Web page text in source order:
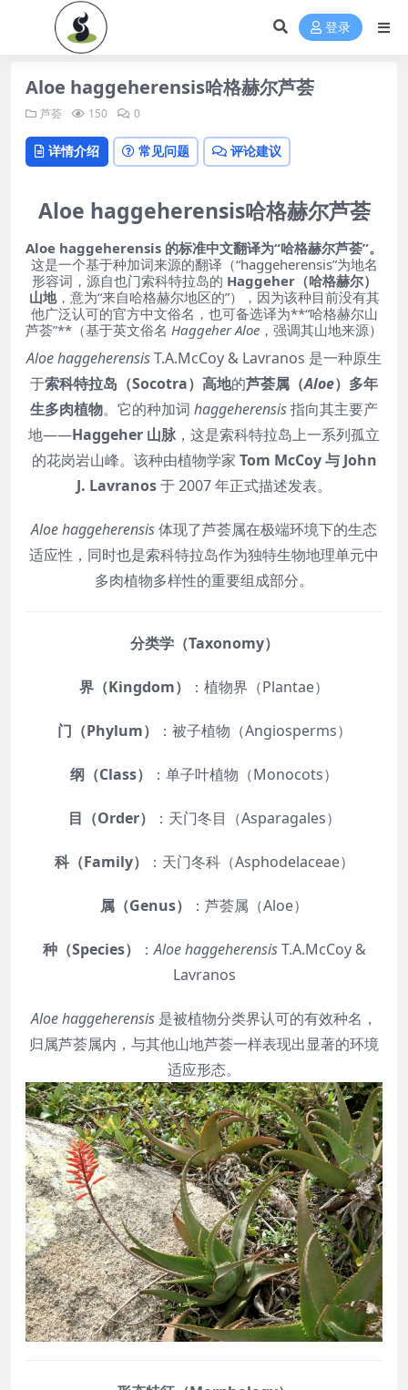
登录
Aloe haggeherensis哈格赫尔芦荟
芦荟 150 0
详情介绍 常见问题 评论建议
Aloe haggeherensis哈格赫尔芦荟
Aloe haggeherensis 的标准中文翻译为“哈格赫尔芦荟”。
这是一个基于种加词来源的翻译（“haggeherensis”为地名
形容词，源自也门索科特拉岛的 Haggeher（哈格赫尔）
山地，意为“来自哈格赫尔地区的”），因为该种目前没有其
他广泛认可的官方中文俗名，也可备选译为**“哈格赫尔山
芦荟”**（基于英文俗名 Haggeher Aloe ，强调其山地来源）
Aloe haggeherensisT.A.McCoy & Lavranos 是一种原生
于索科特拉岛（Socotra）高地的芦荟属（Aloe）多年
生多肉植物。它的种加词 haggeherensis指向其主要产
地——Haggeher 山脉，这是索科特拉岛上一系列孤立
的花岗岩山峰。该种由植物学家 Tom McCoy 与 John
J. Lavranos于 2007 年正式描述发表。
Aloe haggeherensis体现了芦荟属在极端环境下的生态
适应性，同时也是索科特拉岛作为独特生物地理单元中
多肉植物多样性的重要组成部分。
分类学（Taxonomy）
界（Kingdom） ：植物界（Plantae）
门（Phylum） ：被子植物（Angiosperms）
纲（Class） ：单子叶植物（Monocots）
目（Order） ：天门冬目（Asparagales）
科（Family） ：天门冬科（Asphodelaceae）
属（Genus） ：芦荟属（Aloe）
种（Species） ：Aloe haggeherensisT.A.McCoy &
Lavranos
Aloe haggeherensis 是被植物分类界认可的有效种名，
归属芦荟属内，与其他山地芦荟一样表现出显著的环境
适应形态。